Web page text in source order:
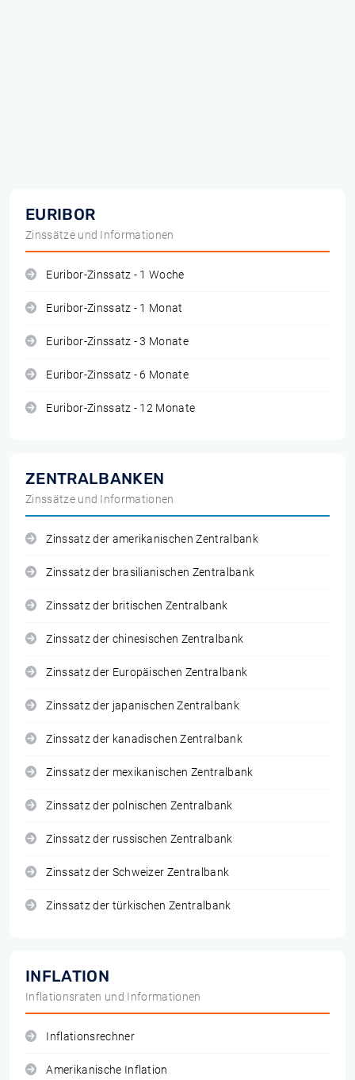
EURIBOR
Zinssätze und Informationen
Euribor-Zinssatz - 1 Woche
Euribor-Zinssatz - 1 Monat
Euribor-Zinssatz - 3 Monate
Euribor-Zinssatz - 6 Monate
Euribor-Zinssatz - 12 Monate
ZENTRALBANKEN
Zinssätze und Informationen
Zinssatz der amerikanischen Zentralbank
Zinssatz der brasilianischen Zentralbank
Zinssatz der britischen Zentralbank
Zinssatz der chinesischen Zentralbank
Zinssatz der Europäischen Zentralbank
Zinssatz der japanischen Zentralbank
Zinssatz der kanadischen Zentralbank
Zinssatz der mexikanischen Zentralbank
Zinssatz der polnischen Zentralbank
Zinssatz der russischen Zentralbank
Zinssatz der Schweizer Zentralbank
Zinssatz der türkischen Zentralbank
INFLATION
Inflationsraten und Informationen
Inflationsrechner
Amerikanische Inflation